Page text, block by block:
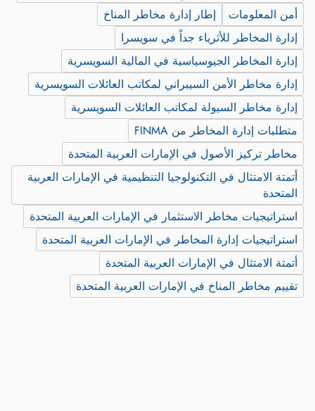
أمن المعلومات
إطار إدارة مخاطر المناخ
إدارة المخاطر للأثرياء جداً في سويسرا
إدارة المخاطر الجيوسياسية في المالية السويسرية
إدارة مخاطر الأمن السيبراني لمكاتب العائلات السويسرية
إدارة مخاطر السيولة لمكاتب العائلات السويسرية
متطلبات إدارة المخاطر من FINMA
مخاطر تركيز الأصول في الإمارات العربية المتحدة
أتمتة الامتثال في التكنولوجيا التنظيمية في الإمارات العربية
المتحدة
استراتيجيات مخاطر الاستثمار في الإمارات العربية المتحدة
استراتيجيات إدارة المخاطر في الإمارات العربية المتحدة
أتمتة الامتثال في الإمارات العربية المتحدة
تقييم مخاطر المناخ في الإمارات العربية المتحدة